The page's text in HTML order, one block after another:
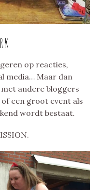
op reacties,
media… Maar dan
andere bloggers
een groot event als
wordt bestaat.